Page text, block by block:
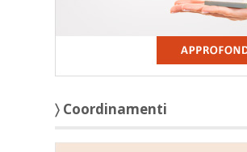
〉 Coordinamenti